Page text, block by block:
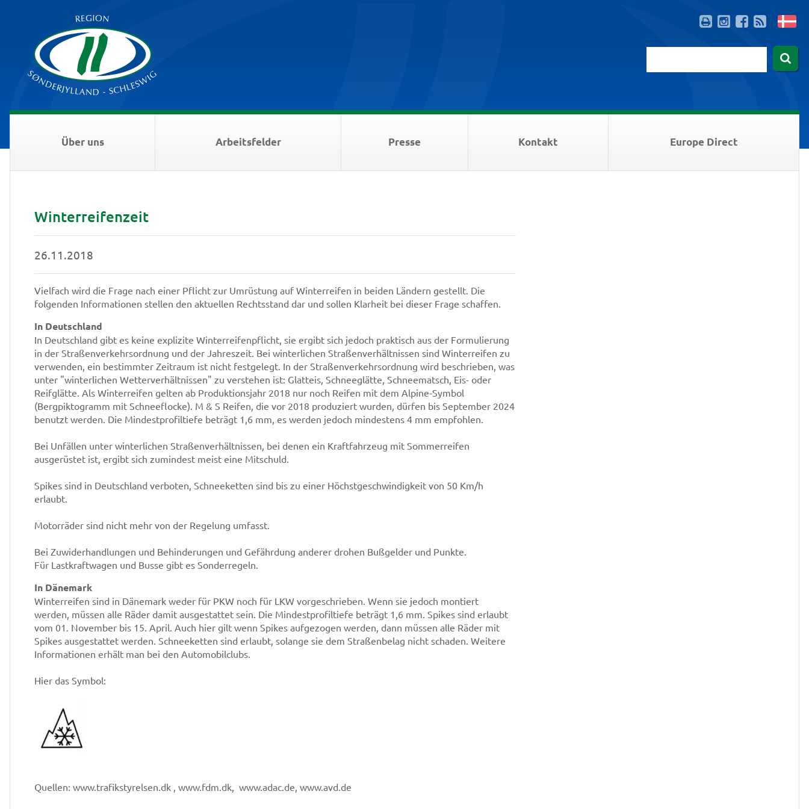
Über uns Arbeitsfelder Presse Kontakt Europe Direct
Winterreifenzeit
26.11.2018
Vielfach wird die Frage nach einer Pflicht zur Umrüstung auf Winterreifen in beiden Ländern gestellt. Die
folgenden Informationen stellen den aktuellen Rechtsstand dar und sollen Klarheit bei dieser Frage schaffen.
In Deutschland
In Deutschland gibt es keine explizite Winterreifenpflicht, sie ergibt sich jedoch praktisch aus der Formulierung
in der Straßenverkehrsordnung und der Jahreszeit. Bei winterlichen Straßenverhältnissen sind Winterreifen zu
verwenden, ein bestimmter Zeitraum ist nicht festgelegt. In der Straßenverkehrsordnung wird beschrieben, was
unter "winterlichen Wetterverhältnissen" zu verstehen ist: Glatteis, Schneeglätte, Schneematsch, Eis- oder
Reifglätte. Als Winterreifen gelten ab Produktionsjahr 2018 nur noch Reifen mit dem Alpine-Symbol
(Bergpiktogramm mit Schneeflocke). M & S Reifen, die vor 2018 produziert wurden, dürfen bis September 2024
benutzt werden. Die Mindestprofiltiefe beträgt 1,6 mm, es werden jedoch mindestens 4 mm empfohlen.
Bei Unfällen unter winterlichen Straßenverhältnissen, bei denen ein Kraftfahrzeug mit Sommerreifen
ausgerüstet ist, ergibt sich zumindest meist eine Mitschuld.
Spikes sind in Deutschland verboten, Schneeketten sind bis zu einer Höchstgeschwindigkeit von 50 Km/h
erlaubt.
Motorräder sind nicht mehr von der Regelung umfasst.
Bei Zuwiderhandlungen und Behinderungen und Gefährdung anderer drohen Bußgelder und Punkte.
Für Lastkraftwagen und Busse gibt es Sonderregeln.
In Dänemark
Winterreifen sind in Dänemark weder für PKW noch für LKW vorgeschrieben. Wenn sie jedoch montiert
werden, müssen alle Räder damit ausgestattet sein. Die Mindestprofiltiefe beträgt 1,6 mm. Spikes sind erlaubt
vom 01. November bis 15. April. Auch hier gilt wenn Spikes aufgezogen werden, dann müssen alle Räder mit
Spikes ausgestattet werden. Schneeketten sind erlaubt, solange sie dem Straßenbelag nicht schaden. Weitere
Informationen erhält man bei den Automobilclubs.
Hier das Symbol:
Quellen: www.trafikstyrelsen.dk , www.fdm.dk, www.adac.de, www.avd.de